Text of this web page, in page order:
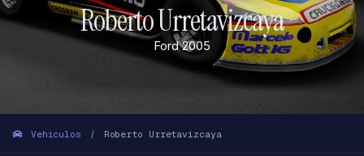
Roberto Urretavizcaya
Ford 2005
Vehículos / Roberto Urretavizcaya